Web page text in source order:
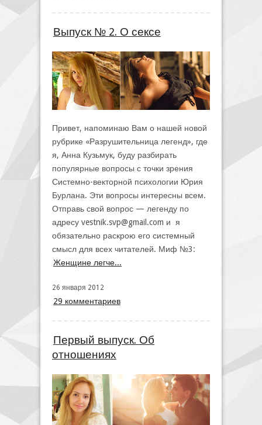
Выпуск № 2. О сексе
Привет, напоминаю Вам о нашей новой
рубрике «Разрушительница легенд», где
я, Анна Кузьмук, буду разбирать
популярные вопросы с точки зрения
Системно-векторной психологии Юрия
Бурлана. Эти вопросы интересны всем.
Отправь свой вопрос — легенду по
адресу vestnik.svp@gmail.com и я
обязательно раскрою его системный
смысл для всех читателей. Миф №3:
Женщине легче...
26 января 2012
29 комментариев
Первый выпуск. Об
отношениях